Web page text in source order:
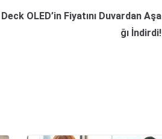
OLED’in Fiyatını Duvardan Aşa
ğı İndirdi!